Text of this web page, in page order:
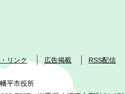
リンク 広告掲載 RSS配信
平市役所